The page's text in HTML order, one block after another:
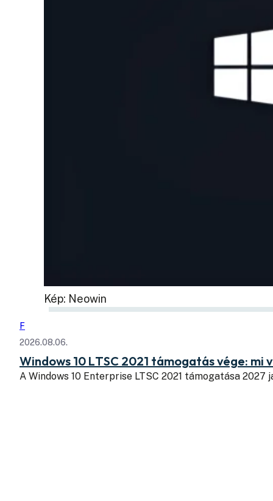
Kép: Neowin
F
2026.08.06.
Windows 10 LTSC 2021 támogatás vége: mi
A Windows 10 Enterprise LTSC 2021 támogatása 2027